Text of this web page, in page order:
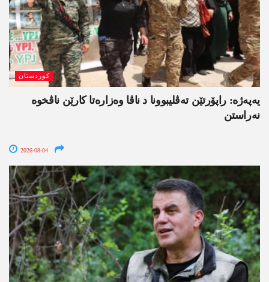
کوردستان
یەپەژە: راپۆرتێن تەڤلیبوونا د ناڤا وەزارەتا کارێن ناڤخوە
نەراستن
2026-08-04